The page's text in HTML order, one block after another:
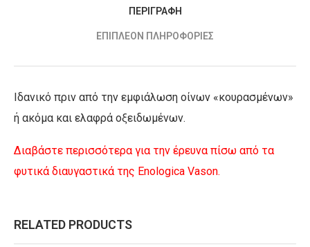
ΠΕΡΙΓΡΑΦΉ
ΕΠΙΠΛΈΟΝ ΠΛΗΡΟΦΟΡΊΕΣ
Ιδανικό πριν από την εμφιάλωση οίνων «κουρασμένων»
ή ακόμα και ελαφρά οξειδωμένων.
Διαβάστε περισσότερα για την έρευνα πίσω από τα
φυτικά διαυγαστικά της Enologica Vason.
RELATED PRODUCTS